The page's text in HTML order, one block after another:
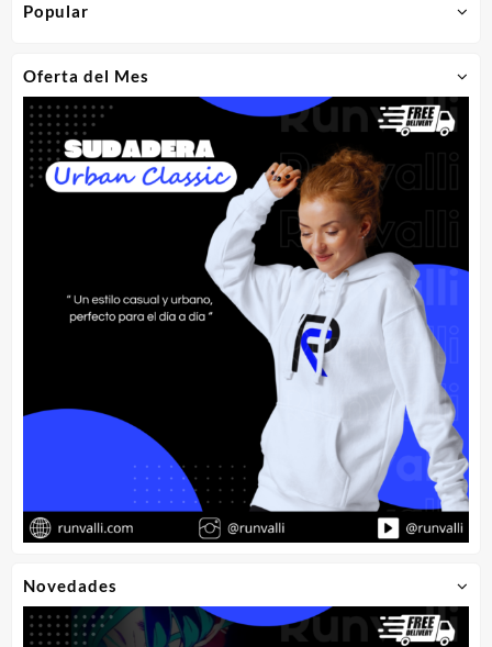
Popular
Oferta del Mes
Novedades